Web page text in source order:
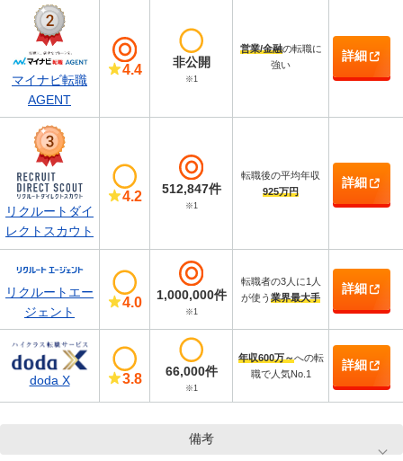
マイナビ転職
AGENT
4.4 非公開
※1
営業/金融の転職に
強い
詳細
リクルートダイ
レクトスカウト
4.2 512,847件
※1
転職後の平均年収
925万円
詳細
リクルートエー
ジェント
4.0 1,000,000件
※1
転職者の3人に1人
が使う 業界最大手
詳細
doda X 3.8 66,000件
※1
年収600万～への転
職で人気No.1
詳細
備考